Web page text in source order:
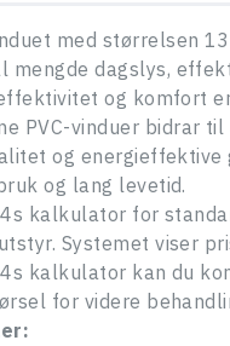
med størrelsen
mengde dagslys,
og komfort
PVC-vinduer bidrar
og
og lang levetid.
kalkulator for
Systemet viser
kalkulator kan du
for videre